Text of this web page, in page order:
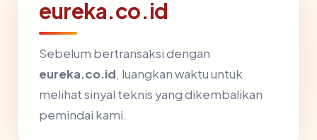
eureka.co.id
Sebelum bertransaksi dengan
eureka.co.id, luangkan waktu untuk
melihat sinyal teknis yang dikembalikan
pemindai kami.